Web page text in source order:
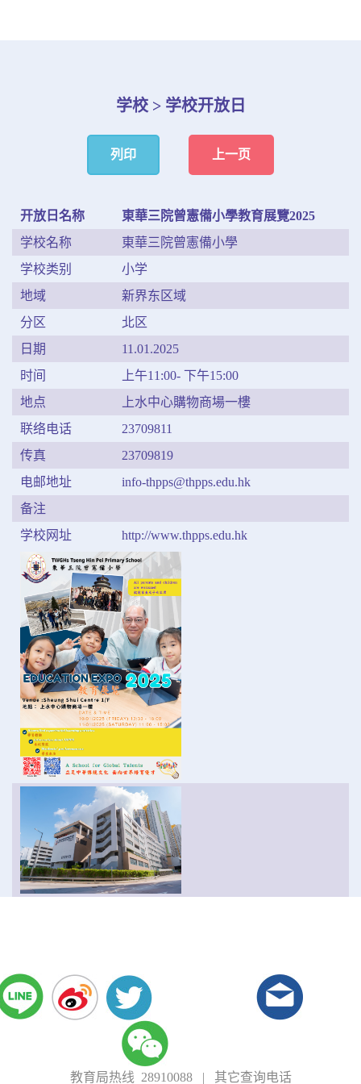
学校 > 学校开放日
列印 上一页
开放日名称
東華三院曾憲備小學教育展覽2025
学校名称
東華三院曾憲備小學
学校类别
小学
地域
新界东区域
分区
北区
日期
11.01.2025
时间
上午11:00- 下午15:00
地点
上水中心購物商場一樓
联络电话
23709811
传真
23709819
电邮地址
info-thpps@thpps.edu.hk
备注
学校网址
http://www.thpps.edu.hk
教育局热线 28910088| 其它查询电话